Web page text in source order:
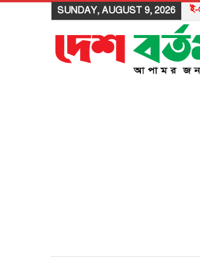
SUNDAY, AUGUST 9, 2026 ই-